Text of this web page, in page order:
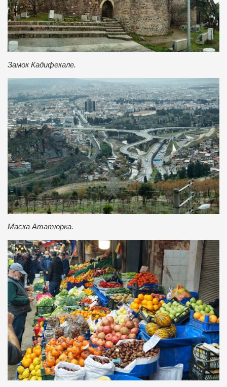
Замок Кадифекале.
Маска Ататюрка.